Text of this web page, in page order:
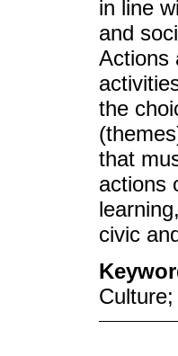
in line
and
Actions
the
that
actions
civic